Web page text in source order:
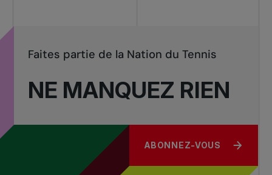
NE MANQUEZ RIEN
Faites partie de la Nation du Tennis
ABONNEZ-VOUS